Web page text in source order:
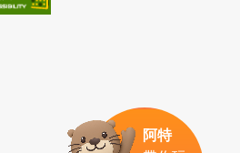
阿特